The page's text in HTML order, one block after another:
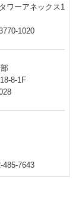
ワーアネックス1
1020
8-1F
485-7643